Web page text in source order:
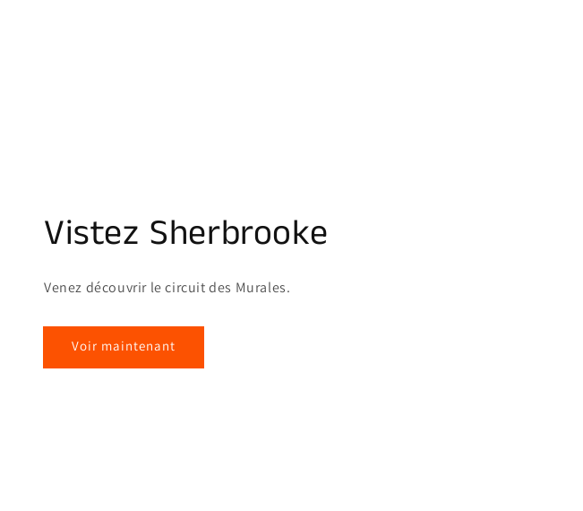
Vistez Sherbrooke
Venez découvrir le circuit des Murales.
Voir maintenant